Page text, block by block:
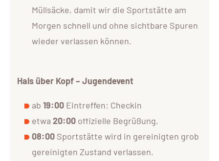
Müllsäcke, damit wir die Sportstätte am
Morgen schnell und ohne sichtbare Spuren
wieder verlassen können.
Hals über Kopf – Jugendevent
ab 19:00 Eintreffen: Checkin
etwa 20:00 offizielle Begrüßung.
08:00 Sportstätte wird in gereinigten grob
gereinigten Zustand verlassen.